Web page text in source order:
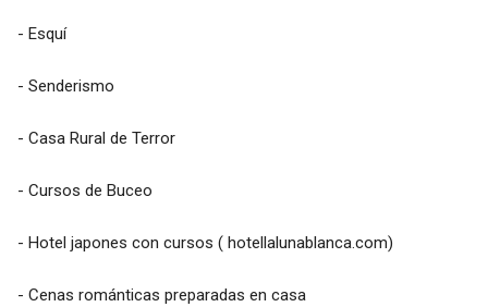
- Esquí
- Senderismo
- Casa Rural de Terror
- Cursos de Buceo
- Hotel japones con cursos ( hotellalunablanca.com)
- Cenas románticas preparadas en casa